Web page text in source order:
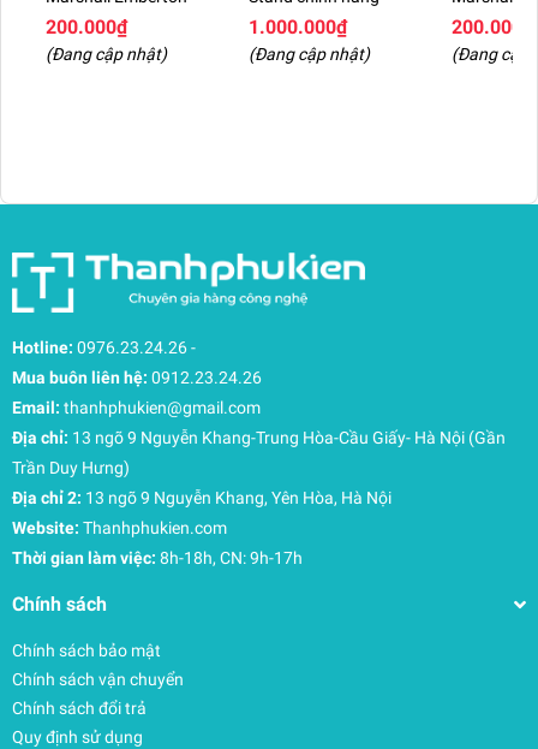
200.000₫
(Đang cập nhật)
1.000.000₫
(Đang cập nhật)
200.000₫
(Đang cập
Hotline: 0976.23.24.26-
Mua buôn liên hệ: 0912.23.24.26
Email: thanhphukien@gmail.com
Địa chỉ: 13 ngõ 9 Nguyễn Khang-Trung Hòa-Cầu Giấy- Hà Nội (Gần
Trần Duy Hưng)
Địa chỉ 2: 13 ngõ 9 Nguyễn Khang, Yên Hòa, Hà Nội
Website: Thanhphukien.com
Thời gian làm việc: 8h-18h, CN: 9h-17h
Chính sách
Chính sách bảo mật
Chính sách vận chuyển
Chính sách đổi trả
Quy định sử dụng